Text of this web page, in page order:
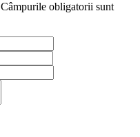
Câmpurile obligatorii sunt